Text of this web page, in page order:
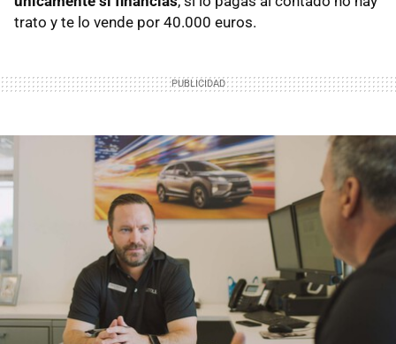
trato y te lo vende por 40.000 euros.